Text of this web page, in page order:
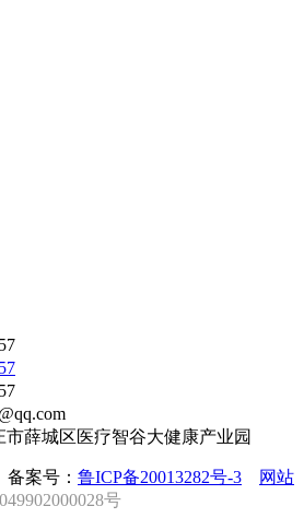
薛城区医疗智谷大健康产业园
案号： 鲁ICP备20013282号-3
网站
号